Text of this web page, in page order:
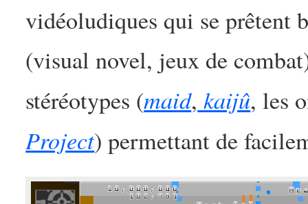
vidéoludiques qui se prêtent
(visual novel, jeux de
stéréotypes (maid, kaijû, les
Project) permettant de